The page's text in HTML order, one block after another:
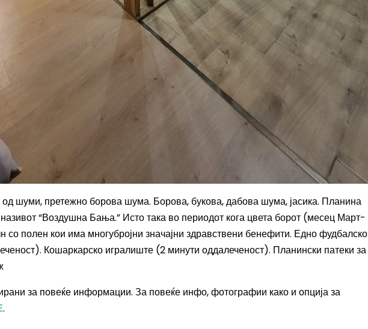
шуми, претежно борова шума. Борова, букова, дабова шума, јасика. Планина
“Воздушна Бања.” Исто така во периодот кога цвета борот (месец Март-
со полен кои има многубројни значајни здравствени бенефити. Едно фудбалско
Кошаркарско игралиште (2 минути оддалеченост). Планински патеки за
за повеќе информации. За повеќе инфо, фотографии како и опција за
.